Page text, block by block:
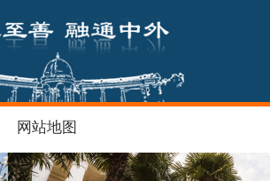
网站地图